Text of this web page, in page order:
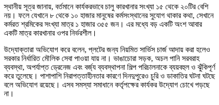
স্থানীয় সূত্র জানায়, বর্তমানে কার্যকরভাবে চালু কারখানার সংখ্যা ১৫ থেকে ২০টির বেশি
নয়। ফলে যেখানে ৮ থেকে ১০ হাজার মানুষের কর্মসংস্থানের সুযোগ থাকার কথা, সেখানে
কর্মরত শ্রমিকের সংখ্যা মাত্র ১ হাজার ৩৫৫ জন। এর মধ্যে বড় একটি অংশ আবার
একটি মাত্র কারখানার ওপর নির্ভরশীল।
উদ্যোক্তারা অভিযোগ করে বলেন, প্লটের জন্য নিয়মিত সার্ভিস চার্জ আদায় করা হলেও
সরকার নির্ধারিত মৌলিক সেবা পাওয়া যায় না। ভাঙাচোরা সড়ক, অচল পানি সরবরাহ
ব্যবস্থা, অপর্যাপ্ত ড্রেনেজ এবং বর্জ্য ব্যবস্থাপনা শিল্প পরিচালনাকে ব্যয়বহুল ও ঝুঁকিপূর্ণ
করে তুলেছে। পাশাপাশি নিরাপত্তাহীনতার কারণে দিনদুপুরেও চুরি ও ডাকাতির ঘটনা ঘটছে
বলে অভিযোগ রয়েছে। এসব সমস্যা সমাধানে কর্তৃপক্ষের কার্যকর উদ্যোগ চোখে পড়ছে
না।